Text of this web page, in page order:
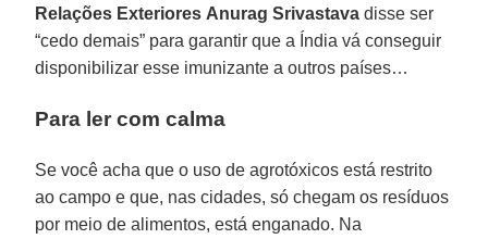
Relações Exteriores Anurag Srivastava disse ser
“cedo demais” para garantir que a Índia vá conseguir
disponibilizar esse imunizante a outros países…
Para ler com calma
Se você acha que o uso de agrotóxicos está restrito
ao campo e que, nas cidades, só chegam os resíduos
por meio de alimentos, está enganado. Na